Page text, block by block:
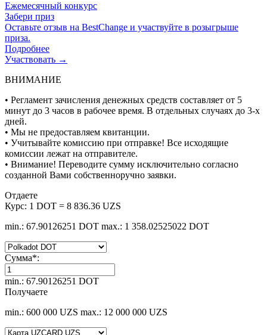
Ежемесячный конкурс
Забери приз
Оставьте отзыв на BestChange и участвуйте в розыгрыше
приза.
Подробнее
Участвовать →
ВНИМАНИЕ
• Регламент зачисления денежных средств составляет от 5
минут до 3 часов в рабочее время. В отдельных случаях до 3-х
дней.
• Мы не предоставляем квитанции.
• Учитывайте комиссию при отправке! Все исходящие
комиссии лежат на отправителе.
• Внимание! Переводите сумму исключительно согласно
созданной Вами собственноручно заявки.
Отдаете
Курс: 1 DOT = 8 836.36 UZS
min.: 67.90126251 DOT max.: 1 358.02525022 DOT
Сумма*:
min.: 67.90126251 DOT
Получаете
min.: 600 000 UZS max.: 12 000 000 UZS